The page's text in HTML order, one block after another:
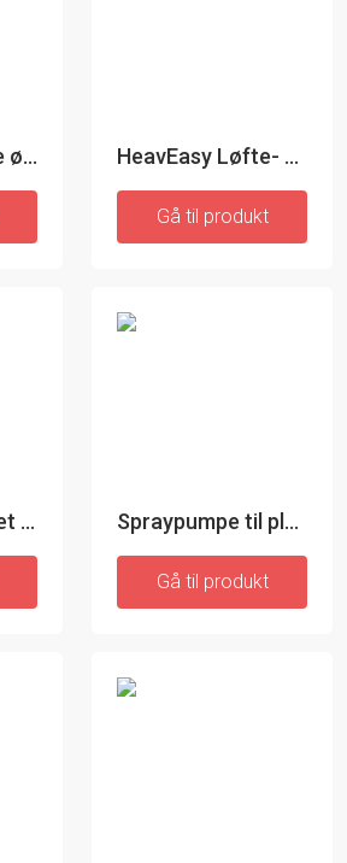
Bor til at trække ødelagte skruer ud - InnovaGoods HeavEasy Løfte- og transportværktøj
Gå til produkt
Rensebørste sæt til boremaskine - InnovaGoods Spraypumpe til plastflaske - 1 styk
Gå til produkt